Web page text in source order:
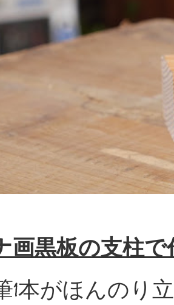
画黒板の支柱
1本がほんのり